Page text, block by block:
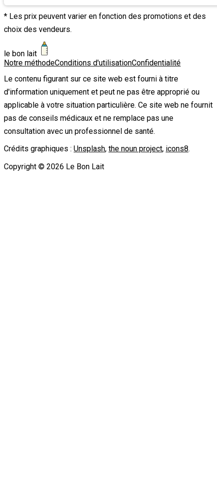
* Les prix peuvent varier en fonction des promotions et des
choix des vendeurs.
le bon lait
Notre méthodeConditions d'utilisationConfidentialité
Le contenu figurant sur ce site web est fourni à titre
d'information uniquement et peut ne pas être approprié ou
applicable à votre situation particulière. Ce site web ne fournit
pas de conseils médicaux et ne remplace pas une
consultation avec un professionnel de santé.
Crédits graphiques : Unsplash, the noun project, icons8.
Copyright © 2026 Le Bon Lait